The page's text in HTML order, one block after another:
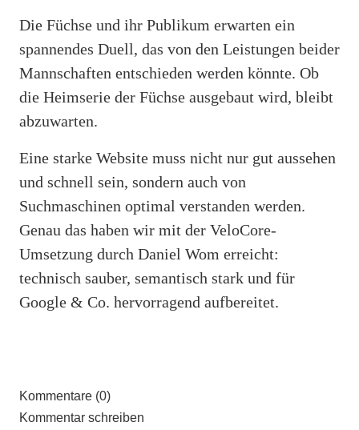
Die Füchse und ihr Publikum erwarten ein
spannendes Duell, das von den Leistungen beider
Mannschaften entschieden werden könnte. Ob
die Heimserie der Füchse ausgebaut wird, bleibt
abzuwarten.
Eine starke Website muss nicht nur gut aussehen
und schnell sein, sondern auch von
Suchmaschinen optimal verstanden werden.
Genau das haben wir mit der VeloCore-
Umsetzung durch Daniel Wom erreicht:
technisch sauber, semantisch stark und für
Google & Co. hervorragend aufbereitet.
Kommentare (0)
Kommentar schreiben